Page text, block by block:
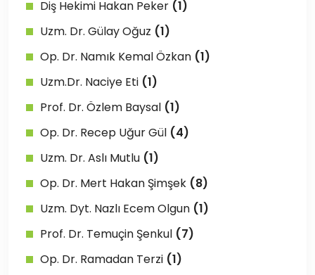
Diş Hekimi Hakan Peker (1)
Uzm. Dr. Gülay Oğuz (1)
Op. Dr. Namık Kemal Özkan (1)
Uzm.Dr. Naciye Eti (1)
Prof. Dr. Özlem Baysal (1)
Op. Dr. Recep Uğur Gül (4)
Uzm. Dr. Aslı Mutlu (1)
Op. Dr. Mert Hakan Şimşek (8)
Uzm. Dyt. Nazlı Ecem Olgun (1)
Prof. Dr. Temuçin Şenkul (7)
Op. Dr. Ramadan Terzi (1)